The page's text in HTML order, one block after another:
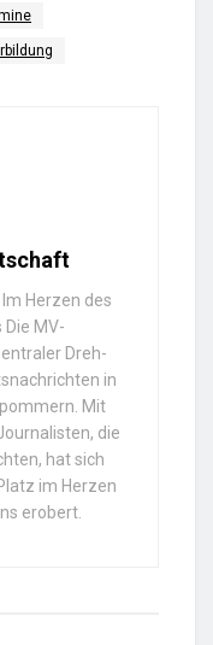
Herzen des
MV-
Dreh-
in
Mit
die
hat sich
im Herzen
erobert.